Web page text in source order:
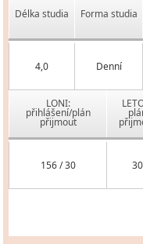
Délka studia Forma studia
4,0 Denní
LONI:
přihlášení/plán
přijmout
156 / 30 30